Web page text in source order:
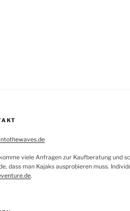
viele Anfragen zur Kaufberatung und
dass man Kajaks ausprobieren muss.
.